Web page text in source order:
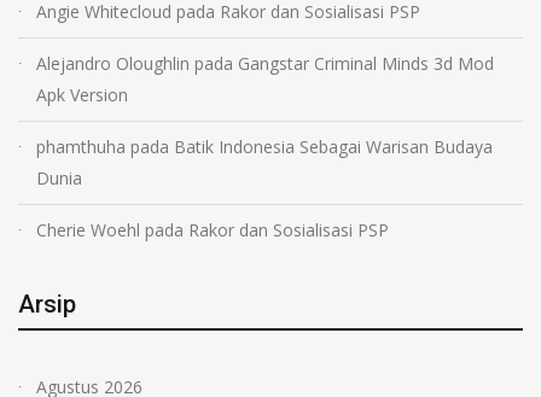
Angie Whitecloud pada Rakor dan Sosialisasi PSP
Alejandro Oloughlin pada Gangstar Criminal Minds 3d Mod
Apk Version
phamthuha pada Batik Indonesia Sebagai Warisan Budaya
Dunia
Cherie Woehl pada Rakor dan Sosialisasi PSP
Arsip
Agustus 2026